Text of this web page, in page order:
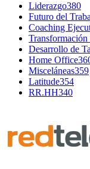
Liderazgo380
Futuro del
Coaching
Desarrollo de
Home Office
Misceláneas359
Latitude354
RR.HH340